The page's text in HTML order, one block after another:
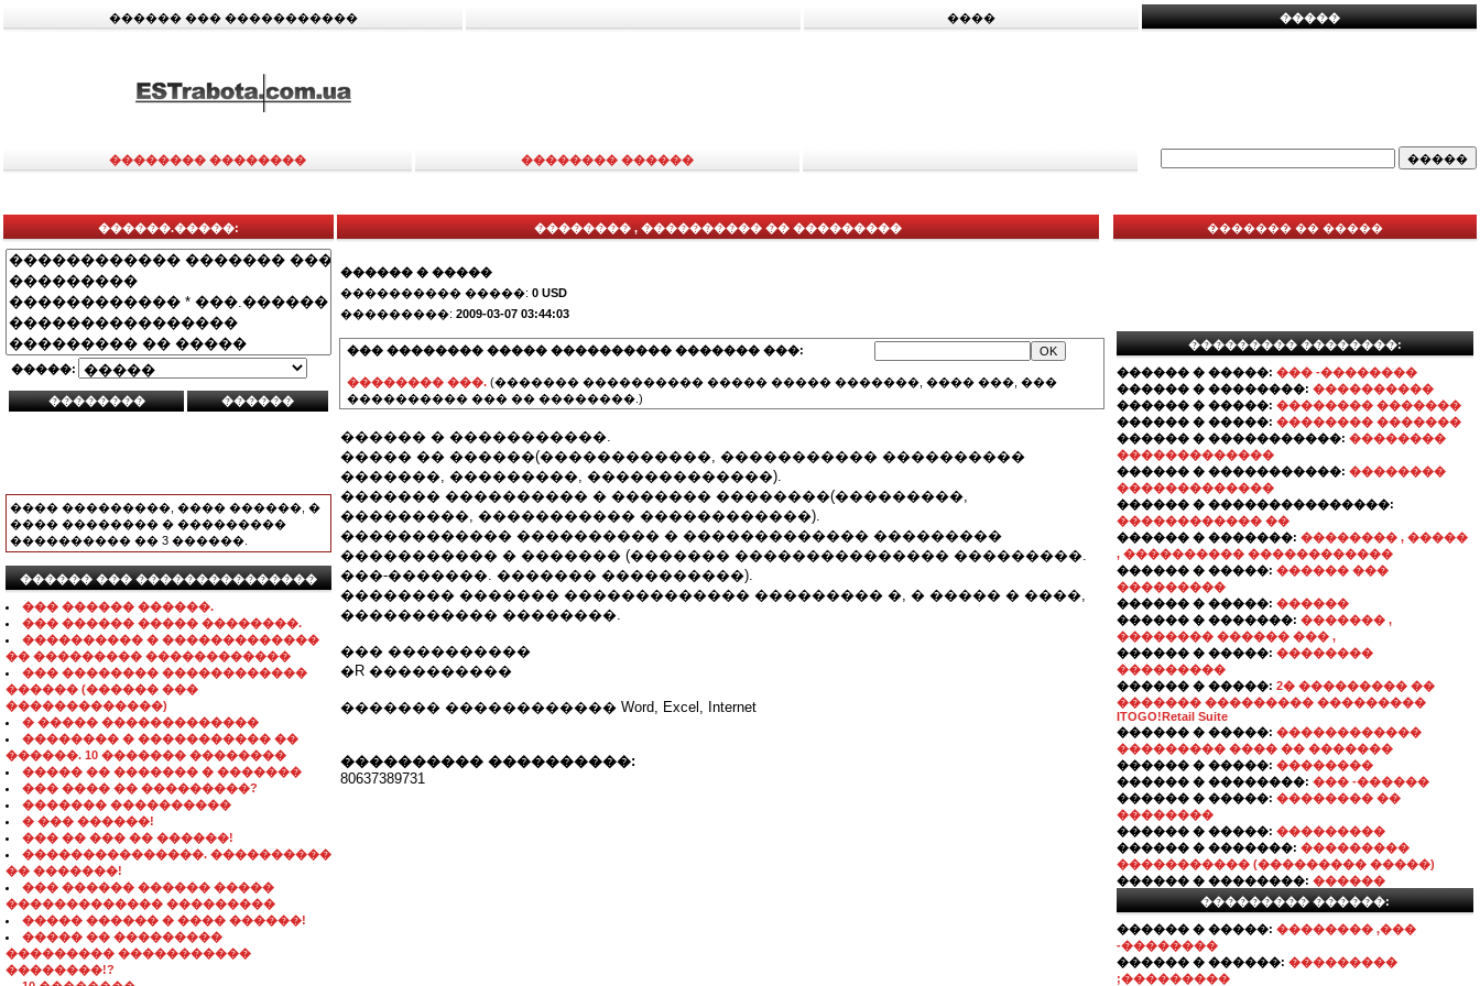
������ ��� ����������� ���� �����
�������� �������� �������� ������
������.�����:
�����:
���� ���������, ���� ������, �
���� �������� � ���������
���������� �� 3 ������.
������ ��� ���������������
��� ������ ������.
��� ������ ����� ��������.
���������� � �������������
�� ��������� ������������
��� �������� ������������
������ (������ ���
�������������)
� ����� �������������
�������� � ����������� ��
������. 10 ������� ��������
����� �� ������� � �������
��� ���� �� ���������?
������� ����������
� ��� ������!
��� �� ��� �� ������!
���������������. ����������
�� �������!
��� ������ ������ �����
������������� ���������
����� ������ � ���� ������!
����� �� ���������
��������� �����������
��������!?
�������� , ���������� �� ���������
������ � �����
���������� �����: 0 USD
���������: 2009-03-07 03:44:03
��� �������� ����� ���������� ������� ���:
�������� ���. (������� ���������� ����� ����� �������, ���� ���, ���
���������� ��� �� ��������.)
������ � �����������.
����� �� ������(������������, ����������� ����������
�������, ���������, �������������).
������� ���������� � ������� ��������(���������,
���������, ����������� ������������).
������������ ���������� � ������������� ���������
����������� � ������� (������� ��������������� ���������.
���-�������. ������� ����������).
�������� ������� ������������� ��������� �, � ����� � ����,
����������� ��������.
��� ����������
�R ����������
������� ������������ Word, Excel, Internet
���������� ����������:
80637389731
������� �� �����
��������� ��������:
������ � �����: ��� -��������
������ � ��������: ����������
������ � �����: �������� �������
������ � �����: �������� �������
������ � �����������: ��������
�������������
������ � �����������: ��������
�������������
������ � ���������������:
������������ ��
������ � �������: �������� , �����
, ���������� ������������
������ � �����: ������ ���
���������
������ � �����: ������
������ � �������: ������� ,
�������� ������ ��� ,
������ � �����: ��������
���������
������ � �����: 2� ��������� ��
������� ��������� ���������
ITOGO!Retail Suite
������ � �����: ������������
��������� ���� �� �������
������ � �����: ��������
������ � ��������: ��� -������
������ � �����: �������� ��
��������
������ � �����: ���������
������ � �������: ���������
����������� (��������� �����)
������ � ��������: ������
��������� ������:
������ � �����: �������� ,���
-��������
������ � ������: ���������
;���������